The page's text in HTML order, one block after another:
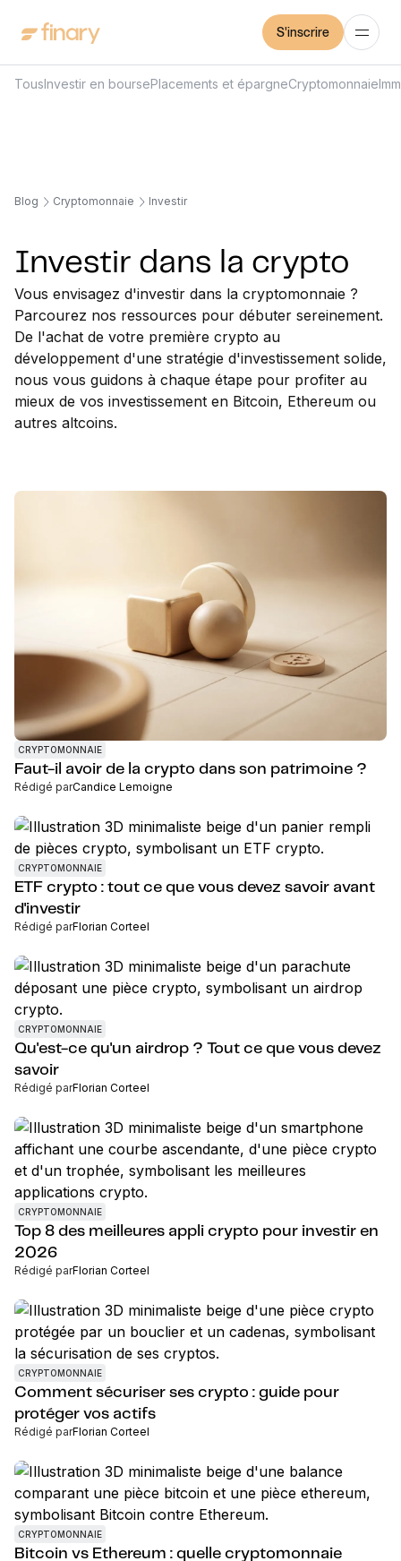
S'inscrire
TousInvestir en boursePlacements et épargneCryptomonnaie
Blog Cryptomonnaie Investir
Investir dans la crypto
Vous envisagez d'investir dans la cryptomonnaie ?
Parcourez nos ressources pour débuter sereinement.
De l'achat de votre première crypto au
développement d'une stratégie d'investissement solide,
nous vous guidons à chaque étape pour profiter au
mieux de vos investissement en Bitcoin, Ethereum ou
autres altcoins.
CRYPTOMONNAIE
Faut-il avoir de la crypto dans son patrimoine ?
Rédigé parCandice Lemoigne
CRYPTOMONNAIE
ETF crypto : tout ce que vous devez savoir avant
d'investir
Rédigé parFlorian Corteel
CRYPTOMONNAIE
Qu'est-ce qu'un airdrop ? Tout ce que vous devez
savoir
Rédigé parFlorian Corteel
CRYPTOMONNAIE
Top 8 des meilleures appli crypto pour investir en
2026
Rédigé parFlorian Corteel
CRYPTOMONNAIE
Comment sécuriser ses crypto : guide pour
protéger vos actifs
Rédigé parFlorian Corteel
CRYPTOMONNAIE
Bitcoin vs Ethereum : quelle cryptomonnaie